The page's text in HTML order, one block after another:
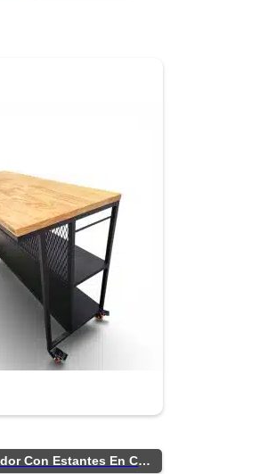
Barra Desayunador Con Estantes En Chapa